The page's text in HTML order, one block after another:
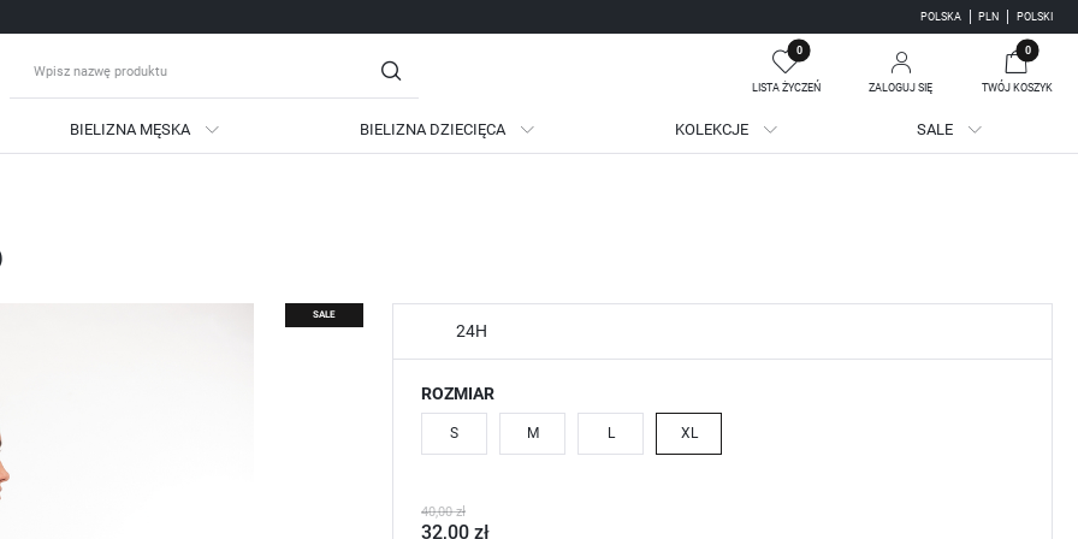
POLSKA PLN POLSKI
0
LISTA ŻYCZEŃ ZALOGUJ SIĘ
SIĘ
podgląd historii zakupów
brak konieczności wprowadzania swoich danych przy kolejnych zakupach
możliwość otrzymania rabatów i kuponów promocyjnych
0
TWÓJ KOSZYK
Twój koszyk jest pusty
BIELIZNA MĘSKA BIELIZNA DZIECIĘCA KOLEKCJE SALE
SALE
24H
ROZMIAR
S M L XL
40,00 zł
32,00 zł